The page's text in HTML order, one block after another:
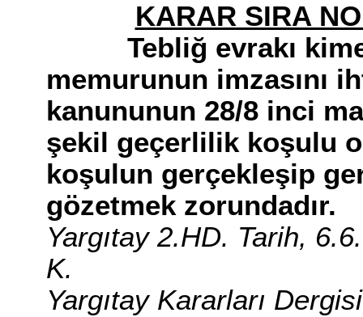
KARAR SIRA
Tebliğ evrakı
memurunun imzasını
kanununun 28/8 inci
şekil geçerlilik koşulu
koşulun gerçekleşip
gözetmek zorundadır.
Yargıtay 2.HD. Tarih,
K.
Yargıtay Kararları